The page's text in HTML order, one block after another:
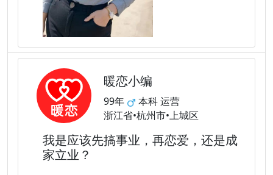
暖恋小编
99年
本科 运营
浙江省•杭州市•上城区
我是应该先搞事业，再恋爱，还是成
家立业？